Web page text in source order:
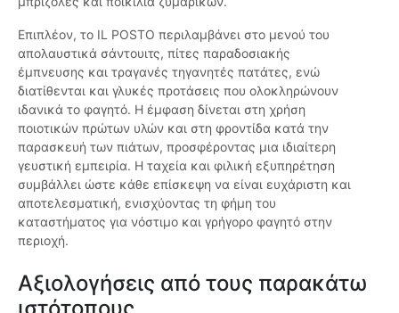
Επιπλέον, το IL POSTO περιλαμβάνει στο μενού του
απολαυστικά σάντουιτς, πίτες παραδοσιακής
έμπνευσης και τραγανές τηγανητές πατάτες, ενώ
διατίθενται και γλυκές προτάσεις που ολοκληρώνουν
ιδανικά το φαγητό. Η έμφαση δίνεται στη χρήση
ποιοτικών πρώτων υλών και στη φροντίδα κατά την
παρασκευή των πιάτων, προσφέροντας μια ιδιαίτερη
γευστική εμπειρία. Η ταχεία και φιλική εξυπηρέτηση
συμβάλλει ώστε κάθε επίσκεψη να είναι ευχάριστη και
αποτελεσματική, ενισχύοντας τη φήμη του
καταστήματος για νόστιμο και γρήγορο φαγητό στην
περιοχή.
Αξιολογήσεις από τους παρακάτω